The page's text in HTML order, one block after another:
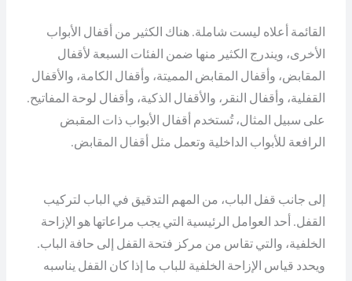
القائمة أعلاه ليست شاملة. هناك الكثير من أقفال الأبواب
الأخرى، ويندرج الكثير منها ضمن الفئات السبعة لأقفال
المقابض، وأقفال المقابض المميتة، وأقفال الكامة، والأقفال
القفلية، وأقفال النقر، والأقفال الذكية، وأقفال لوحة المفاتيح.
على سبيل المثال، تُستخدم أقفال الأبواب ذات المقبض
الرافعة للأبواب الداخلية وتعمل مثل أقفال المقابض.
إلى جانب قفل الباب، من المهم التدقيق في الباب لتركيب
القفل. أحد العوامل الرئيسية التي يجب مراعاتها هو الإزاحة
الخلفية، والتي تقاس من مركز فتحة القفل إلى حافة الباب.
ويحدد قياس الإزاحة الخلفية للباب ما إذا كان القفل يناسبه